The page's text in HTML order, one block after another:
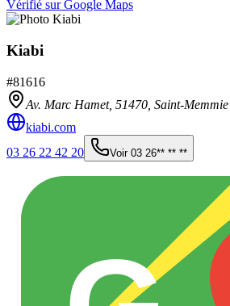
Vérifié sur Google Maps
Kiabi
#81616
Av. Marc Hamet, 51470 Saint-Memmie
kiabi.com
03 26 22 42 20
Voir 03 26** ** **